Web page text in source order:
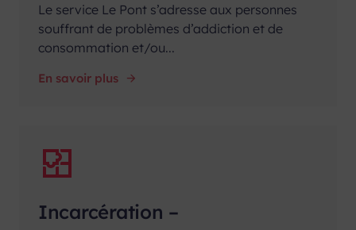
Le service Le Pont s’adresse aux personnes
souffrant de problèmes d’addiction et de
consommation et/ou...
En savoir plus
Incarcération –